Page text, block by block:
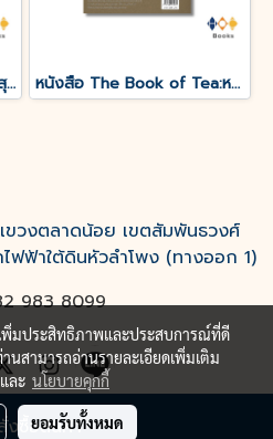
งซื้อสินค้า
หนังสือ ประวัติศาสตร์จีนฉบับสุดสั้น หนังสือ The Book of Tea:หนังสือแห่งชา
วงตลาดน้อย เขตสัมพันธวงศ์
ฟฟ้าใต้ดินหัวลำโพง (ทางออก 1)
983 8099
พิ่มประสิทธิภาพและประสบการณ์ที่ดี
นสามารถอ่านรายละเอียดเพิ่มเติม
ละ นโยบายคุกกี้
ยอมรับทั้งหมด